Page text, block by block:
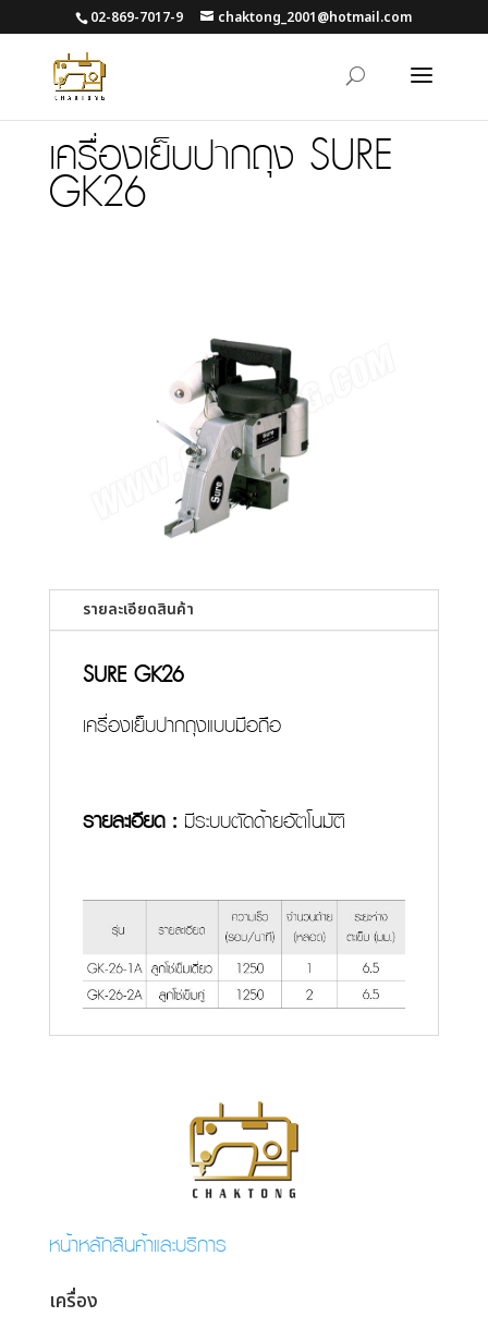
02-869-7017-9 chaktong_2001@hotmail.com
เครื่องเย็บปากถุง SURE
GK26
รายละเอียดสินค้า
SURE GK26
เครื่องเย็บปากถุงแบบมือถือ
รายละเอียด : มีระบบตัดด้ายอัตโนมัติ
หน้าหลักสินค้าและบริการ
เครื่อง